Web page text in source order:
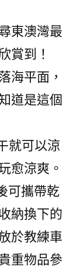
東澳灣最
賞到！
海平面，
道是這個
就可以涼
愈涼爽。​
可攜帶乾
納換下的
於教練車
重物品參